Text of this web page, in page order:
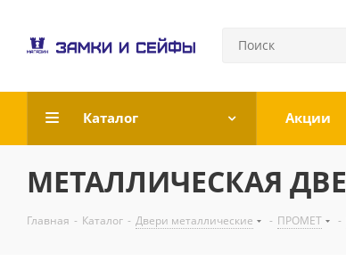
Каталог Акции
МЕТАЛЛИЧЕСКАЯ
Главная - Каталог - Двери металлические - ПРОМЕТ -